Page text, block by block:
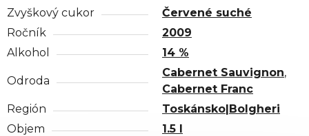
Zvyškový cukor
Červené suché
Ročník
2009
Alkohol
14 %
Odroda
Cabernet Sauvignon,
Cabernet Franc
Región
Toskánsko|Bolgheri
Objem
1.5 l